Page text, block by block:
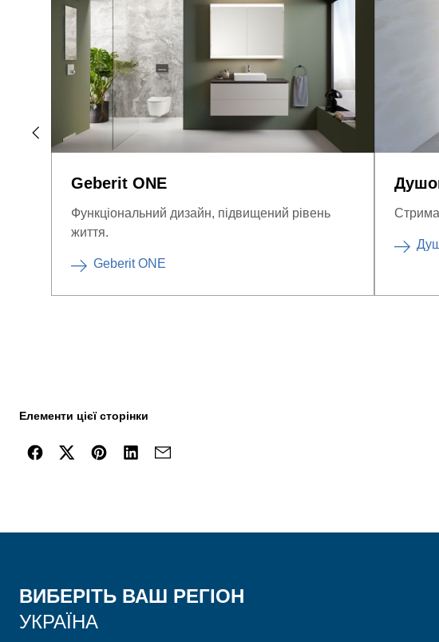
Geberit ONE
Функціональний дизайн, підвищений рівень
життя.
Geberit ONE
Елементи цієї сторінки
ВИБЕРІТЬ ВАШ РЕГІОН
УКРАЇНА